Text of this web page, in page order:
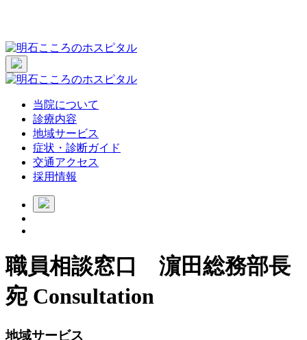
当院について
診療内容
地域サービス
症状・診断ガイド
交通アクセス
採用情報
職員相談窓口 濵田総務部長
宛 Consultation
地域サービス